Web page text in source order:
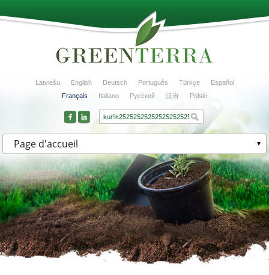
Latviešu English Deutsch Português Türkçe
Español
Français
Italiano Русский 汉语 Polski
Page d'accueil